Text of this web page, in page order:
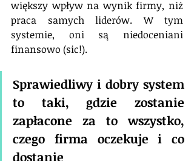
większy wpływ na wynik firmy, niż
praca samych liderów. W tym
systemie, oni są niedoceniani
finansowo (sic!).
Sprawiedliwy i dobry system
to taki, gdzie zostanie
zapłacone za to wszystko,
czego firma oczekuje i co
dostanie